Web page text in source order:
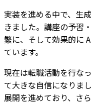
実装を進める中で、生
きました。講座の予習
繁に、そして効果的に
ています。
現在は転職活動を行な
て大きな自信になりま
展開を進めており、さ